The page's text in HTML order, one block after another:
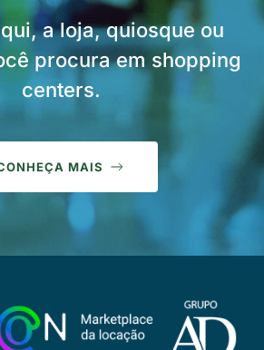
a loja, quiosque ou
procura em shopping
centers.
MAIS